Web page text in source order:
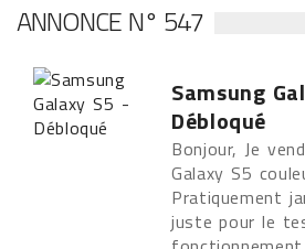
ANNONCE N° 547
Samsung
Débloqué
Bonjour, Je
Galaxy S5
Pratiquement
juste pour le